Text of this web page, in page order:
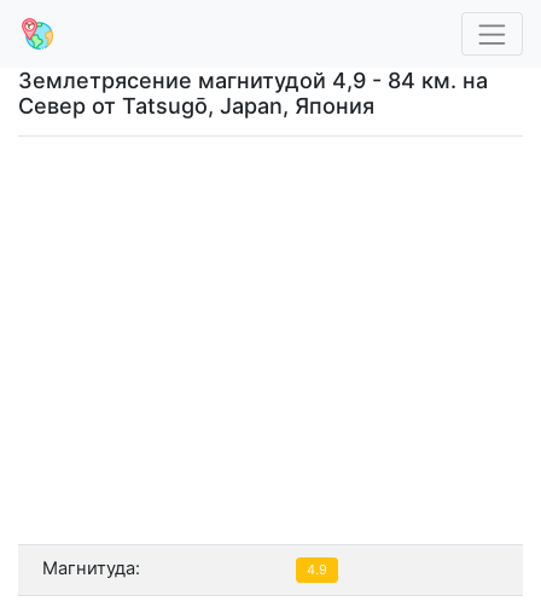
Землетрясение магнитудой 4,9 - 84 км. на
Север от Tatsugō, Japan, Япония
Магнитуда: 4.9